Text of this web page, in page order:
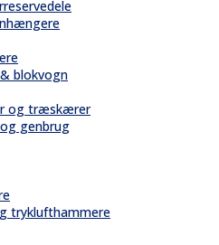
blokvogn
og træskærer
genbrug
tryklufthammere